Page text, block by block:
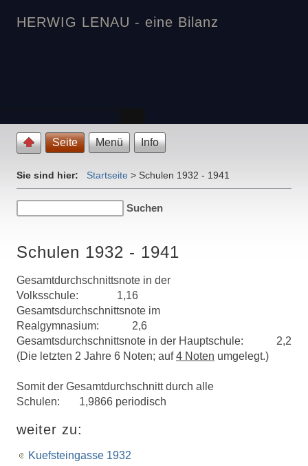
HERWIG LENAU - eine Bilanz
Seite Menü Info
Sie sind hier: Startseite > Schulen 1932 - 1941
Schulen 1932 - 1941
Gesamtdurchschnittsnote in der
Volksschule:
1,16
Gesamtsdurchschnittsnote im
Realgymnasium:
2,6
Gesamtsdurchschnittsnote in der Hauptschule:
2,2
(Die letzten 2 Jahre 6 Noten; auf4 Noten umgelegt.)
Somit der Gesamtdurchschnitt durch alle
Schulen:
1,9866 periodisch
weiter zu:
Kuefsteingasse 1932